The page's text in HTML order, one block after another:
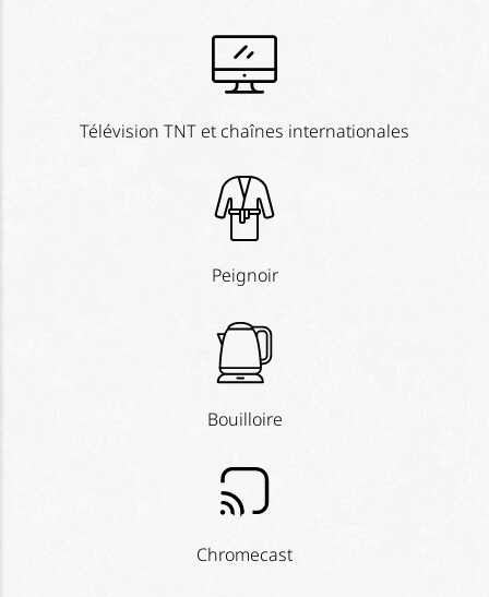
Télévision TNT et chaînes internationales
Peignoir
Bouilloire
Chromecast